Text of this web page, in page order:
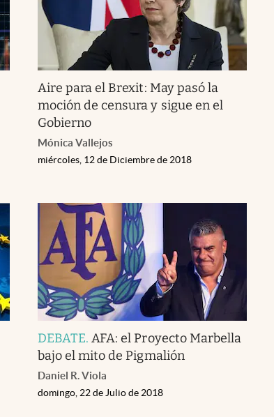
Aire para el Brexit: May pasó la
moción de censura y sigue en el
Gobierno
Mónica Vallejos
miércoles, 12 de Diciembre de 2018
DEBATE.AFA: el Proyecto Marbella
bajo el mito de Pigmalión
Daniel R. Viola
domingo, 22 de Julio de 2018